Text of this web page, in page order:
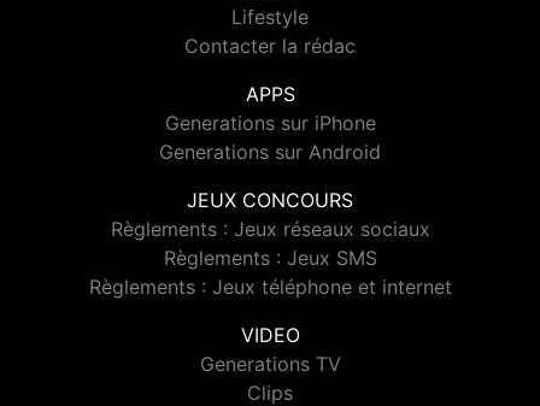
Lifestyle
Contacter la rédac
APPS
Generations sur iPhone
Generations sur Android
JEUX CONCOURS
Règlements : Jeux réseaux sociaux
Règlements : Jeux SMS
Règlements : Jeux téléphone et internet
VIDEO
Generations TV
Clips